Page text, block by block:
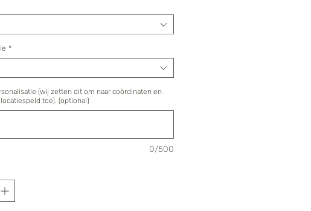
*
(wij zetten dit om naar coördinaten en
toe). (optional)
0/500